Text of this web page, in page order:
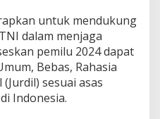
untuk mendukung
dalam menjaga
pemilu 2024 dapat
Bebas, Rahasia
sesuai asas
Indonesia.